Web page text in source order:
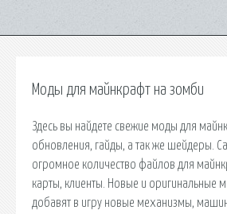
Моды для майнкрафт на зомби
Здесь вы найдете свежие моды для
обновления, гайды, а так же шейдеры.
огромное количество файлов для
карты, клиенты. Новые и оригинальные
добавят в игру новые механизмы,